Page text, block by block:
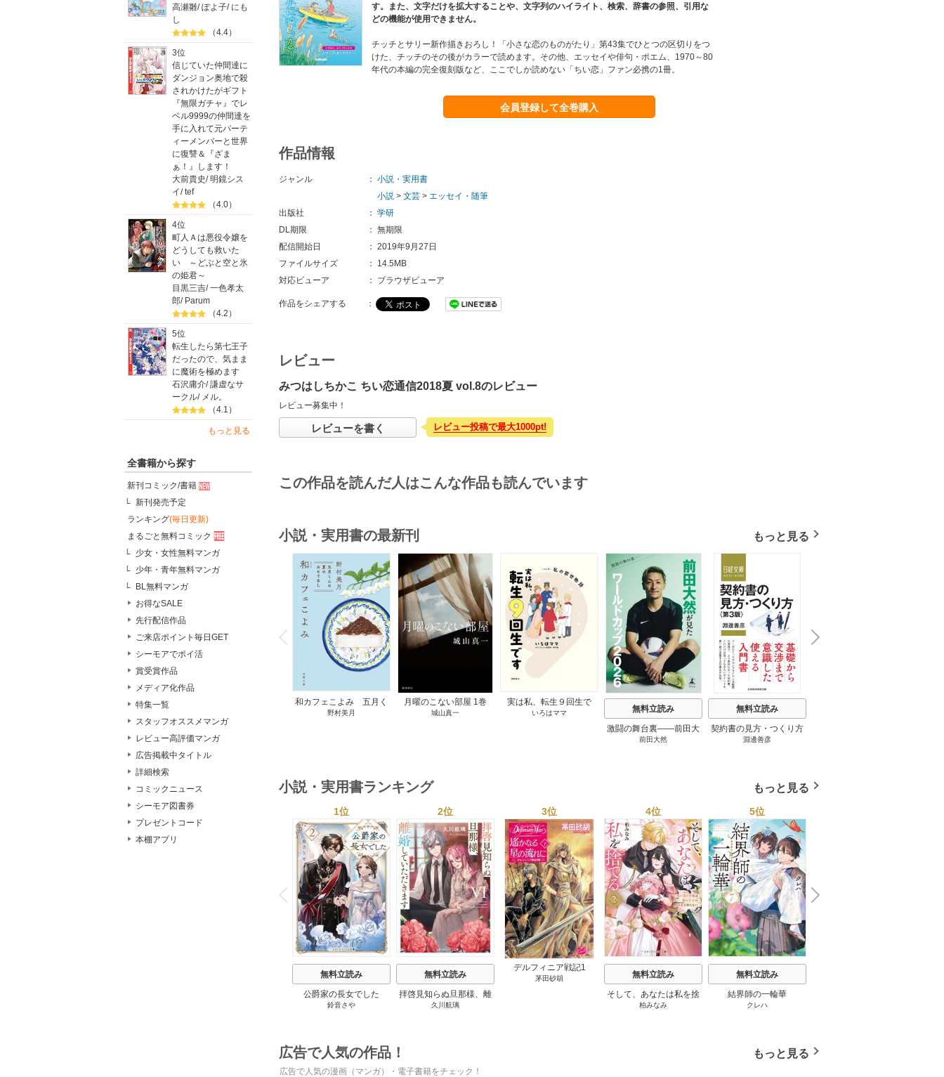
高瀬雛/ぽよ子/ にも
し
（4.4）
3位
信じていた仲間達に
ダンジョン奥地で殺
されかけたがギフト
『無限ガチャ』でレ
ベル9999の仲間達を
手に入れて元パーテ
ィーメンバーと世界
に復讐＆『ざま
ぁ！』します！
大前貴史/明鏡シス
イ/tef
（4.0）
4位
町人Ａは悪役令嬢を
どうしても救いた
い ～どぶと空と氷
の姫君～
目黒三吉/一色孝太
郎/ Parum
（4.2）
5位
転生したら第七王子
だったので、気まま
に魔術を極めます
石沢庸介/謙虚なサ
ークル/ メル。
（4.1）
もっと見る
全書籍から探す
新刊コミック/書籍
新刊発売予定
ランキング(毎日更新)
まるごと無料コミック
少女・女性無料マンガ
少年・青年無料マンガ
BL無料マンガ
お得なSALE
先行配信作品
ご来店ポイント毎日GET
シーモアでポイ活
賞受賞作品
メディア化作品
特集一覧
スタッフオススメマンガ
レビュー高評価マンガ
広告掲載中タイトル
詳細検索
コミックニュース
シーモア図書券
プレゼントコード
本棚アプリ
す。また、文字だけを拡大することや、文字列のハイライト、検索、辞書の参照、引用な
どの機能が使用できません。
チッチとサリー新作描きおろし！「小さな恋のものがたり」第43集でひとつの区切りをつ
けた、チッチのその後がカラーで読めます。その他、エッセイや俳句・ポエム、1970～80
年代の本編の完全復刻版など、ここでしか読めない「ちい恋」ファン必携の1冊。
会員登録して全巻購入
作品情報
ジャンル ： 小説・実用書
小説 > 文芸 > エッセイ・随筆
出版社
： 学研
DL期限
： 無期限
配信開始日
： 2019年9月27日
ファイルサイズ
：
14.5MB
対応ビューア
： ブラウザビューア
作品をシェアする ：
レビュー
みつはしちかこ ちい恋通信2018夏 vol.8のレビュー
レビュー募集中！
レビューを書く レビュー投稿で最大1000pt!
この作品を読んだ人はこんな作品も読んでいます
小説・実用書の最新刊 もっと見る
P
r
e
v
i
o
u
和カフェこよみ 五月く
んの夏のおもてなし 1巻
野村美月
月曜のこない部屋 1巻
城山真一
実は私、転生９回生で
す マンガ 私の前世物
いろはママ
無料立読み
激闘の舞台裏――前田大
然が見たワールドカップ
前田大然
無料立読み
契約書の見方・つくり方
＜第３版＞ 1巻
淵邊善彦
N
e
x
t
小説・実用書ランキング もっと見る
P
r
e
v
i
o
u
s
1位
無料立読み
公爵家の長女でした
鈴音さや
2位
無料立読み
拝啓見知らぬ旦那様、離
婚していただきます
久川航璃
3位
デルフィニア戦記1
茅田砂胡
4位
無料立読み
そして、あなたは私を捨
てる
柏みなみ
5位
無料立読み
結界師の一輪華
クレハ
N
e
x
t
広告で人気の作品！ もっと見る
広告で人気の漫画（マンガ）・電子書籍をチェック！